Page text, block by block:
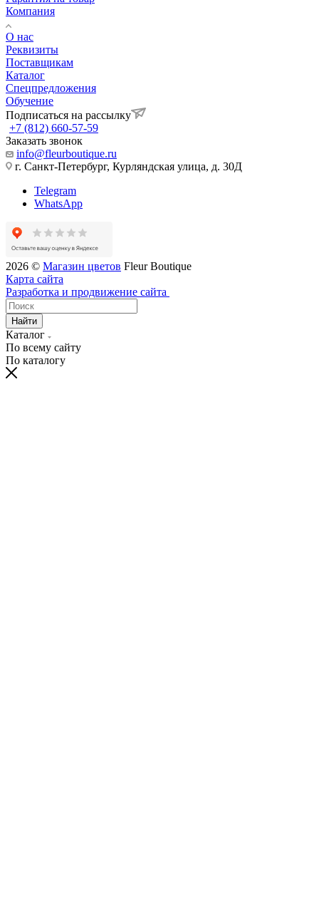
Компания
О нас
Реквизиты
Поставщикам
Каталог
Спецпредложения
Обучение
Подписаться на рассылку
+7 (812) 660-57-59
Заказать звонок
info@fleurboutique.ru
г. Санкт-Петербург, Курляндская улица, д. 30Д
Telegram
WhatsApp
2026 © Магазин цветов Fleur Boutique
Карта сайта
Разработка и продвижение сайта
Найти
Каталог
По всему сайту
По каталогу